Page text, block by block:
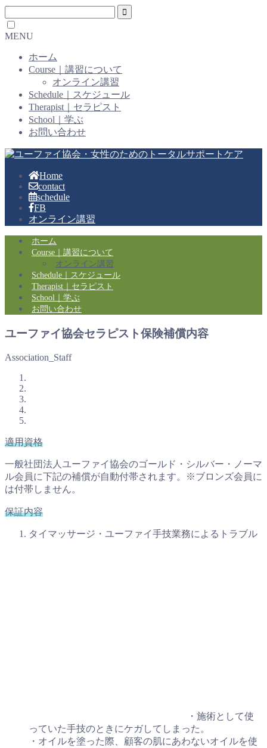
MENU
ホーム
Course｜講習について
オンライン講習
Schedule｜スケジュール
Therapist｜セラピスト
School｜学ぶ
お問い合わせ
Home
contact
schedule
FB
オンライン講習
ホーム
Course｜講習について
オンライン講習
Schedule｜スケジュール
Therapist｜セラピスト
School｜学ぶ
お問い合わせ
ユーファイ協会セラピスト保険補償内容
Association_Staff
適用資格
一般社団法人ユーファイ協会のゴールド・シルバー・ノーマ
ル会員に下記の補償が自動付帯されます。※ブロンズ会員に
は付帯しません。
保証内容
タイマッサージ・ユーファイ手技業務によるトラブル
・施術として使
っていた手技のときにケガしてしまった。
・オイルを塗った際、顧客の肌にあわないオイルを使